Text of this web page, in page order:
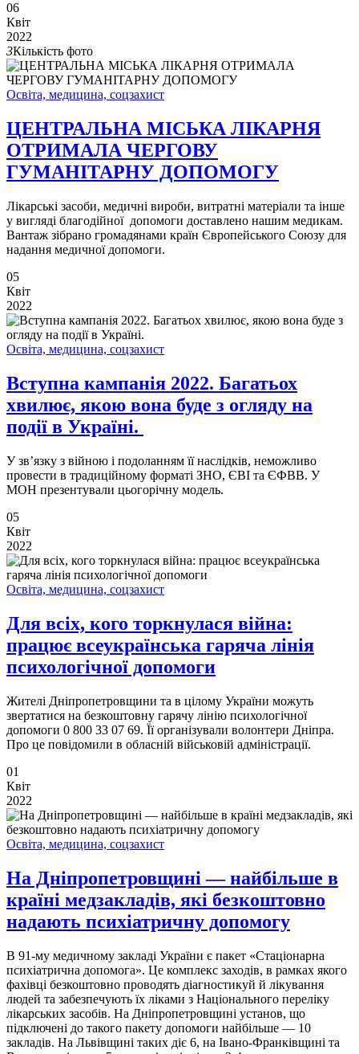
06
Квіт
2022
3Кількість фото
Освіта, медицина, соцзахист
ЦЕНТРАЛЬНА МІСЬКА ЛІКАРНЯ
ОТРИМАЛА ЧЕРГОВУ
ГУМАНІТАРНУ ДОПОМОГУ
Лікарські засоби, медичні вироби, витратні матеріали та інше
у вигляді благодійної допомоги доставлено нашим медикам.
Вантаж зібрано громадянами країн Європейського Союзу для
надання медичної допомоги.
05
Квіт
2022
Освіта, медицина, соцзахист
Вступна кампанія 2022. Багатьох
хвилює, якою вона буде з огляду на
події в Україні.
У зв’язку з війною і подоланням її наслідків, неможливо
провести в традиційному форматі ЗНО, ЄВІ та ЄФВВ. У
МОН презентували цьогорічну модель.
05
Квіт
2022
Освіта, медицина, соцзахист
Для всіх, кого торкнулася війна:
працює всеукраїнська гаряча лінія
психологічної допомоги
Жителі Дніпропетровщини та в цілому України можуть
звертатися на безкоштовну гарячу лінію психологічної
допомоги 0 800 33 07 69. Її організували волонтери Дніпра.
Про це повідомили в обласній військовій адміністрації.
01
Квіт
2022
Освіта, медицина, соцзахист
На Дніпропетровщині — найбільше в
країні медзакладів, які безкоштовно
надають психіатричну допомогу
В 91-му медичному закладі України є пакет «Стаціонарна
психіатрична допомога». Це комплекс заходів, в рамках якого
фахівці безкоштовно проводять діагностикуй й лікування
людей та забезпечують їх ліками з Національного переліку
лікарських засобів. На Дніпропетровщині установ, що
підключені до такого пакету допомоги найбільше — 10
закладів. На Львівщині таких діє 6, на Івано-Франківщині та